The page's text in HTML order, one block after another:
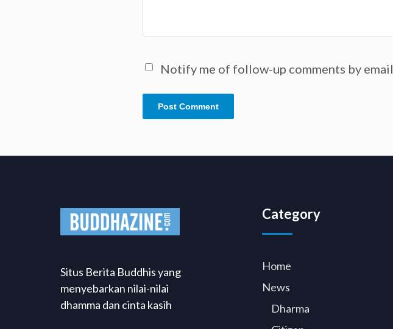
Notify me of follow-up comments by email.
Situs Berita Buddhis yang
menyebarkan nilai-nilai
dhamma dan cinta kasih
Category
Home
News
Dharma